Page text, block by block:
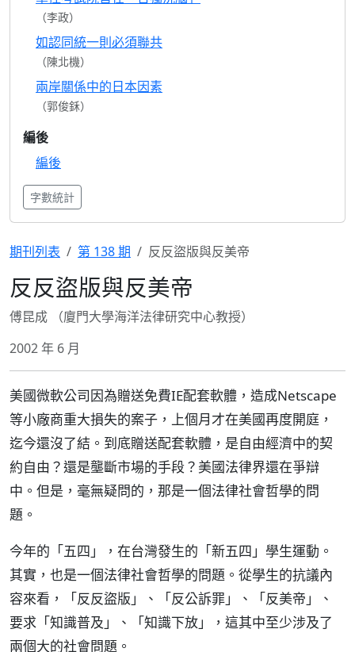
（李政）
如認同統一則必須聯共
（陳北機）
兩岸關係中的日本因素
（郭俊鉌）
編後
編後
字數統計
期刊列表 第 138 期 反反盜版與反美帝
反反盜版與反美帝
傅昆成 （廈門大學海洋法律研究中心教授）
2002 年 6 月
美國微軟公司因為贈送免費IE配套軟體，造成Netscape
等小廠商重大損失的案子，上個月才在美國再度開庭，
迄今還沒了結。到底贈送配套軟體，是自由經濟中的契
約自由？還是壟斷市場的手段？美國法律界還在爭辯
中。但是，毫無疑問的，那是一個法律社會哲學的問
題。
今年的「五四」，在台灣發生的「新五四」學生運動。
其實，也是一個法律社會哲學的問題。從學生的抗議內
容來看，「反反盜版」、「反公訴罪」、「反美帝」、
要求「知識普及」、「知識下放」，這其中至少涉及了
兩個大的社會問題。